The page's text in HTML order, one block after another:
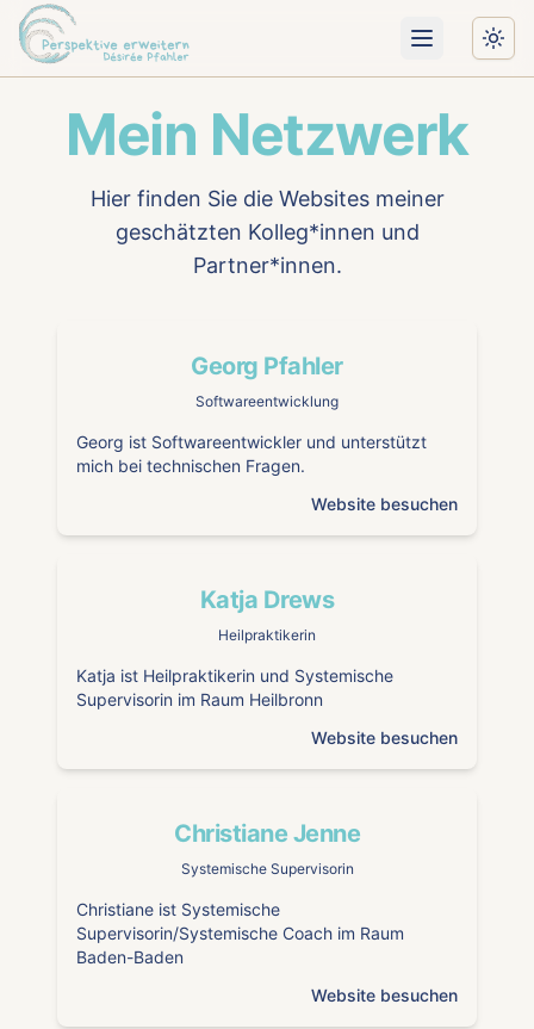
Menü öffnen
Mein Netzwerk
Hier finden Sie die Websites meiner
geschätzten Kolleg*innen und
Partner*innen.
Georg Pfahler
Softwareentwicklung
Georg ist Softwareentwickler und unterstützt
mich bei technischen Fragen.
Website besuchen
Katja Drews
Heilpraktikerin
Katja ist Heilpraktikerin und Systemische
Supervisorin im Raum Heilbronn
Website besuchen
Christiane Jenne
Systemische Supervisorin
Christiane ist Systemische
Supervisorin/Systemische Coach im Raum
Baden-Baden
Website besuchen